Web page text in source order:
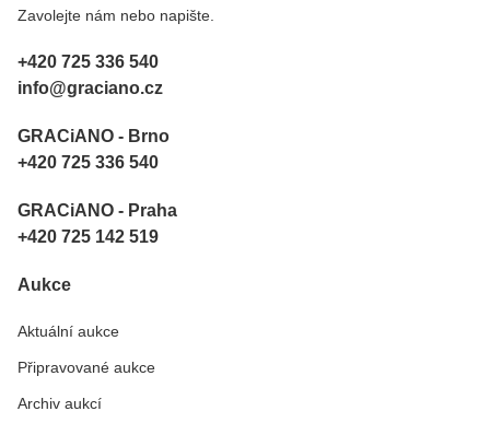
Zavolejte nám nebo napište.
+420 725 336 540
info@graciano.cz
GRACiANO - Brno
+420 725 336 540
GRACiANO - Praha
+420 725 142 519
Aukce
Aktuální aukce
Připravované aukce
Archiv aukcí